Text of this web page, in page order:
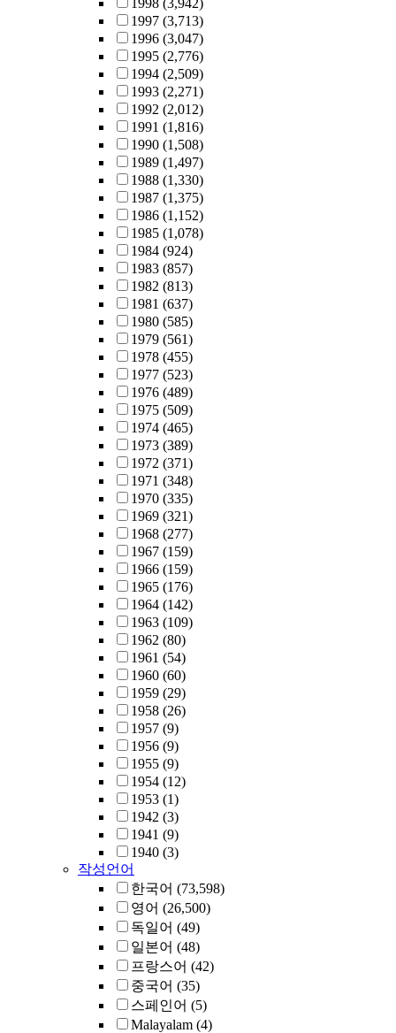
1998 (3,942)
1997 (3,713)
1996 (3,047)
1995 (2,776)
1994 (2,509)
1993 (2,271)
1992 (2,012)
1991 (1,816)
1990 (1,508)
1989 (1,497)
1988 (1,330)
1987 (1,375)
1986 (1,152)
1985 (1,078)
1984 (924)
1983 (857)
1982 (813)
1981 (637)
1980 (585)
1979 (561)
1978 (455)
1977 (523)
1976 (489)
1975 (509)
1974 (465)
1973 (389)
1972 (371)
1971 (348)
1970 (335)
1969 (321)
1968 (277)
1967 (159)
1966 (159)
1965 (176)
1964 (142)
1963 (109)
1962 (80)
1961 (54)
1960 (60)
1959 (29)
1958 (26)
1957 (9)
1956 (9)
1955 (9)
1954 (12)
1953 (1)
1942 (3)
1941 (9)
1940 (3)
작성언어
한국어 (73,598)
영어 (26,500)
독일어 (49)
일본어 (48)
프랑스어 (42)
중국어 (35)
스페인어 (5)
Malayalam (4)